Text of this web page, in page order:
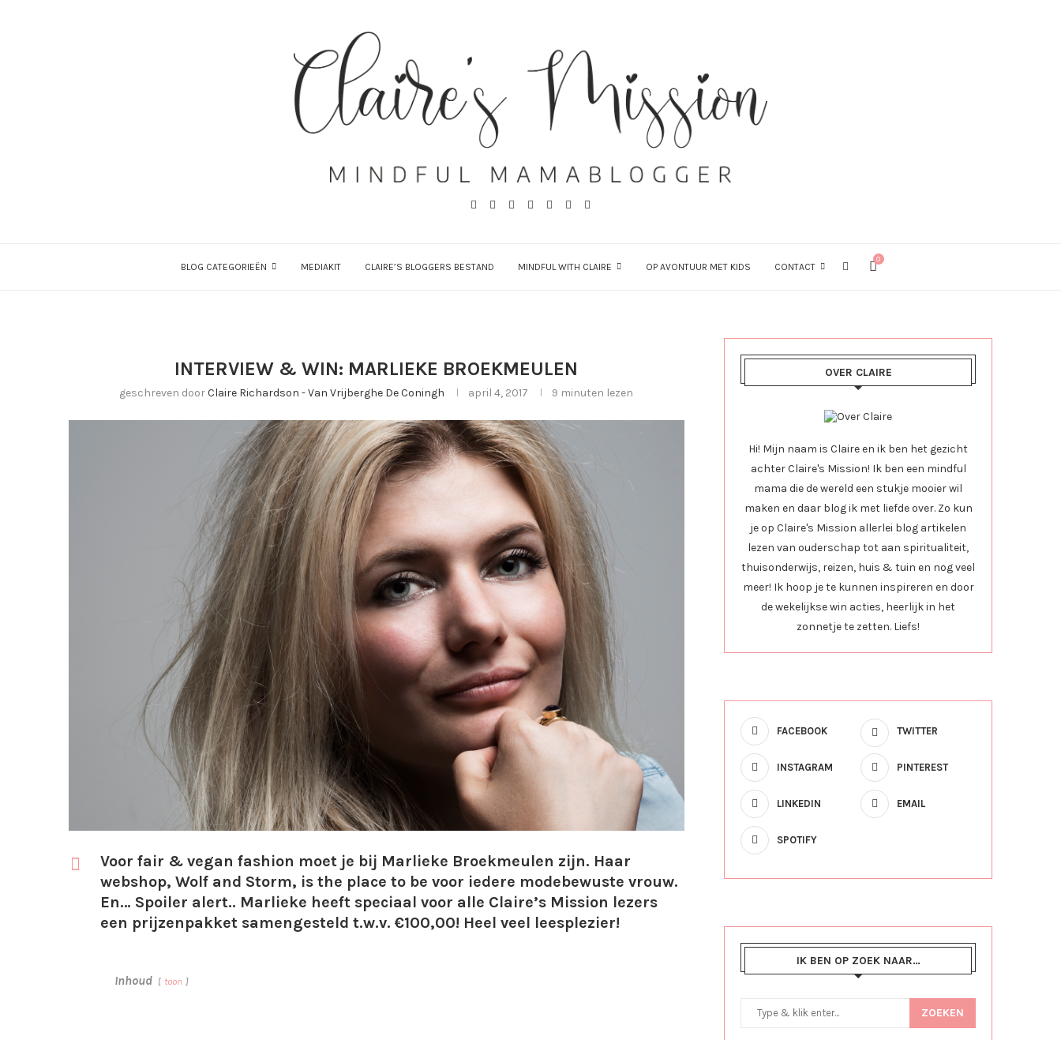
BLOG CATEGORIEËN MEDIAKIT CLAIRE’S BLOGGERS BESTAND MINDFUL WITH CLAIRE OP AVONTUUR MET KIDS CONTACT
0
INTERVIEW & WIN: MARLIEKE BROEKMEULEN
geschreven doorClaire Richardson - Van Vrijberghe De Coningh april 4, 2017 9 minuten lezen
Voor fair & vegan fashion moet je bij Marlieke Broekmeulen zijn. Haar
webshop, Wolf and Storm, is the place to be voor iedere modebewuste vrouw.
En… Spoiler alert.. Marlieke heeft speciaal voor alle Claire’s Mission lezers
een prijzenpakket samengesteld t.w.v. €100,00! Heel veel leesplezier!
Inhoud toon
OVER CLAIRE
Hi! Mijn naam is Claire en ik ben het gezicht
achter Claire's Mission! Ik ben een mindful
mama die de wereld een stukje mooier wil
maken en daar blog ik met liefde over. Zo kun
je op Claire's Mission allerlei blog artikelen
lezen van ouderschap tot aan spiritualiteit,
thuisonderwijs, reizen, huis & tuin en nog veel
meer! Ik hoop je te kunnen inspireren en door
de wekelijkse win acties, heerlijk in het
zonnetje te zetten. Liefs!
FACEBOOK TWITTER
INSTAGRAM PINTEREST
LINKEDIN EMAIL
SPOTIFY
IK BEN OP ZOEK NAAR…
ZOEKEN